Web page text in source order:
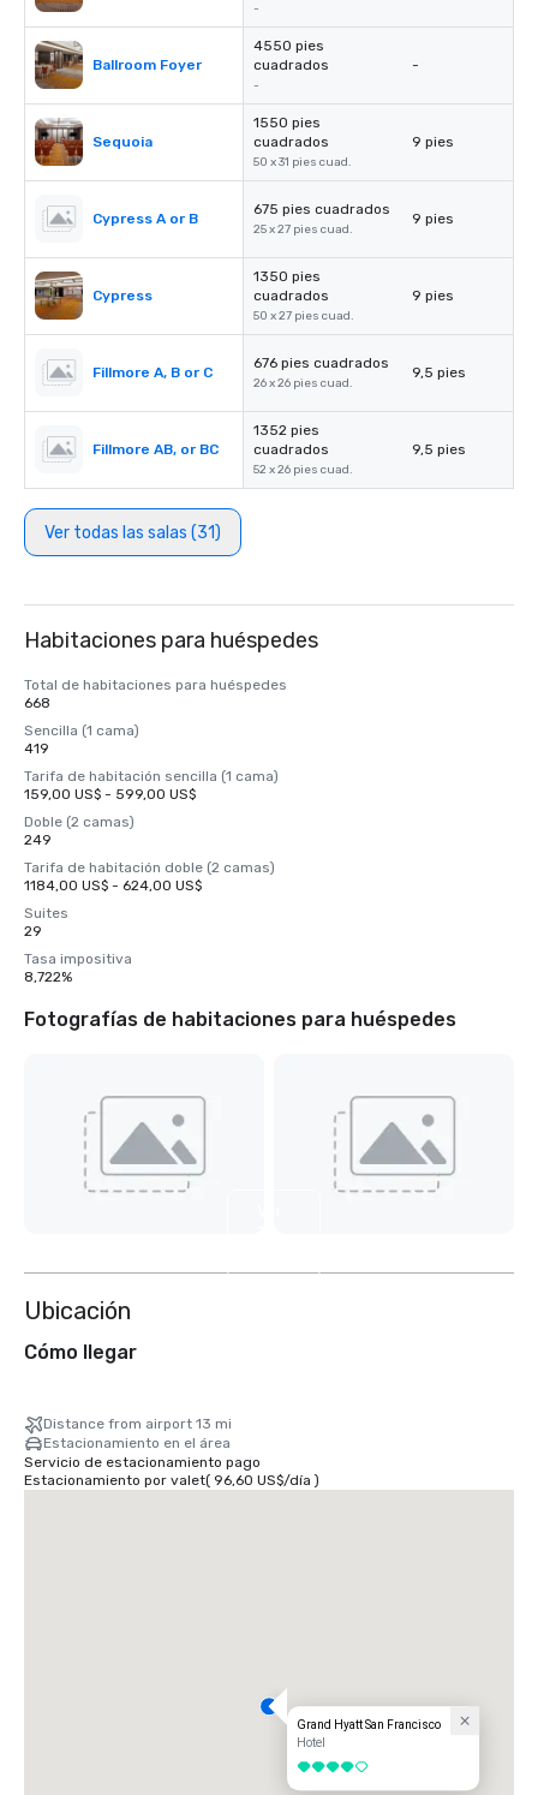
-
Ballroom Foyer
4550 pies
cuadrados
-
-
Sequoia
1550 pies
cuadrados
50 x 31 pies cuad.
9 pies
Cypress A or B
675 pies cuadrados
25 x 27 pies cuad.
9 pies
Cypress
1350 pies
cuadrados
50 x 27 pies cuad.
9 pies
Fillmore A, B or C
676 pies cuadrados
26 x 26 pies cuad.
9,5 pies
Fillmore AB, or BC
1352 pies
cuadrados
52 x 26 pies cuad.
9,5 pies
Ver todas las salas (31)
Habitaciones para huéspedes
Total de habitaciones para huéspedes
668
Sencilla (1 cama)
419
Tarifa de habitación sencilla (1 cama)
159,00 US$ - 599,00 US$
Doble (2 camas)
249
Tarifa de habitación doble (2 camas)
1184,00 US$ - 624,00 US$
Suites
29
Tasa impositiva
8,722%
Fotografías de habitaciones para huéspedes
Ubicación
Cómo llegar
Distance from airport 13 mi
Estacionamiento en el área
Servicio de estacionamiento pago
Estacionamiento por valet( 96,60 US$/día )
Grand Hyatt San Francisco
Hotel
4 de 5